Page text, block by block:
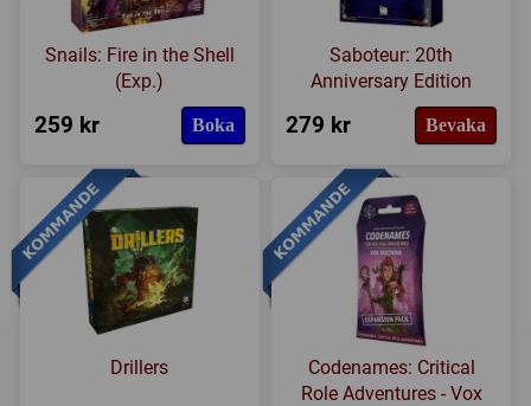
Snails: Fire in the Shell
(Exp.)
259 kr Boka
Saboteur: 20th
Anniversary Edition
279 kr Bevaka
Drillers
Codenames: Critical
Role Adventures - Vox